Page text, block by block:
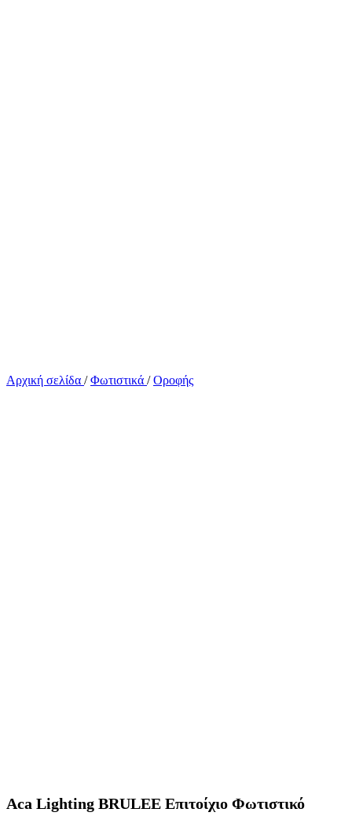
Αρχική σελίδα / Φωτιστικά / Οροφής
Aca Lighting BRULEE Επιτοίχιο Φωτιστικό